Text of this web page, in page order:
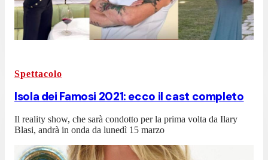
Spettacolo
Isola dei Famosi 2021: ecco il cast completo
Il reality show, che sarà condotto per la prima volta da Ilary
Blasi, andrà in onda da lunedì 15 marzo